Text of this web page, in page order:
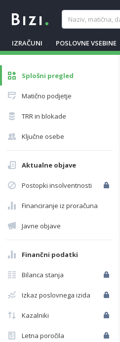
IZRAČUNI POSLOVNE VSEBINE
Splošni pregled
Matično podjetje
TRR in blokade
Ključne osebe
Aktualne objave
Postopki insolventnosti
Financiranje iz proračuna
Javne objave
Finančni podatki
Bilanca stanja
Izkaz poslovnega izida
Kazalniki
Letna poročila